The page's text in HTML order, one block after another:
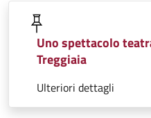
Uno spettacolo
Treggiaia
Ulteriori dettagli